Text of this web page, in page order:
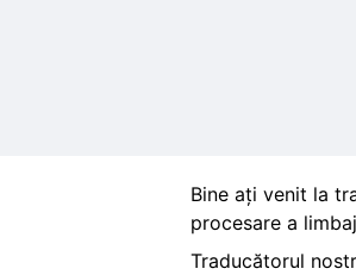
Bine ați venit la
procesare a
Traducătorul